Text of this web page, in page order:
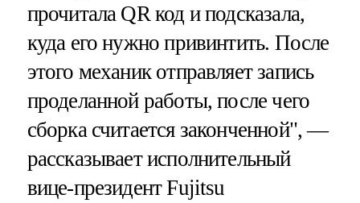
прочитала QR код и подсказала,
куда его нужно привинтить. После
этого механик отправляет запись
проделанной работы, после чего
сборка считается законченной", —
рассказывает исполнительный
вице-президент Fujitsu